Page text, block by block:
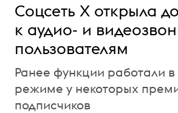
Соцсеть X открыла
к аудио- и
пользователям
Ранее функции работали в
режиме у некоторых
подписчиков